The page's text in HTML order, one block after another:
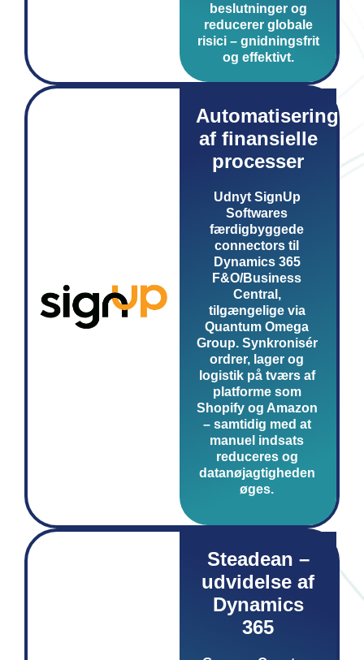
beslutninger og
reducerer globale
risici – gnidningsfrit
og effektivt.
Automatisering
af finansielle
processer
Udnyt SignUp
Softwares
færdigbyggede
connectors til
Dynamics 365
F&O/Business
Central,
tilgængelige via
Quantum Omega
Group. Synkronisér
ordrer, lager og
logistik på tværs af
platforme som
Shopify og Amazon
– samtidig med at
manuel indsats
reduceres og
datanøjagtigheden
øges.
Steadean –
udvidelse af
Dynamics
365